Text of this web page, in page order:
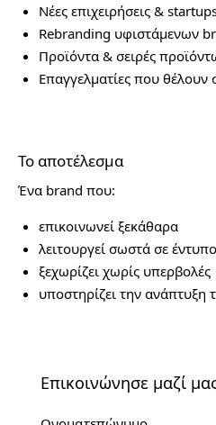
Νέες επιχειρήσεις &
Rebranding υφιστάμενων
Προϊόντα & σειρές
Επαγγελματίες που θέλουν
Το αποτέλεσμα
Ένα brand που:
επικοινωνεί ξεκάθαρα
λειτουργεί σωστά σε
ξεχωρίζει χωρίς υπερβολές
υποστηρίζει την ανάπτυξη
Επικοινώνησε μαζί